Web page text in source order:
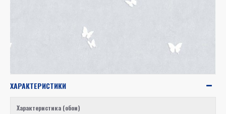
ХАРАКТЕРИСТИКИ
Характеристика (обои)